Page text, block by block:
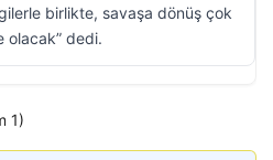
birlikte, savaşa dönüş çok
olacak” dedi.
1)